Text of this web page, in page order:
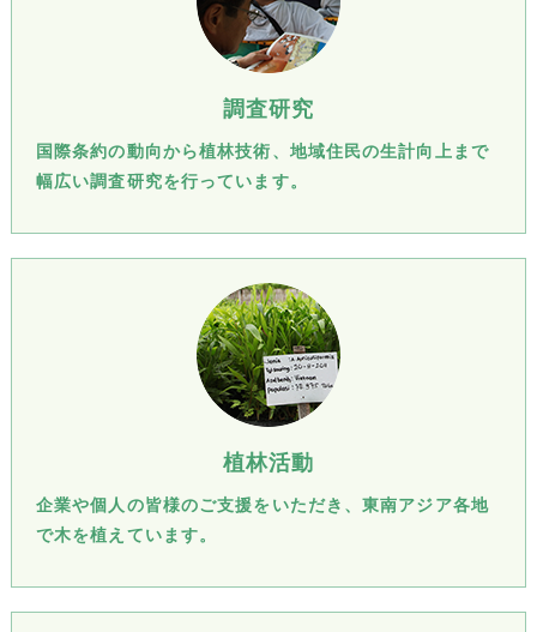
調査研究
国際条約の動向から植林技術、地域住民の生計向上まで
幅広い調査研究を行っています。
植林活動
企業や個人の皆様のご支援をいただき、東南アジア各地
で木を植えています。